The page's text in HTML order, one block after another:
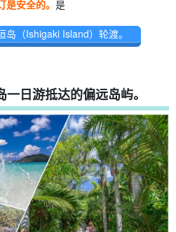
是安全的。 是
岛（Ishigaki Island）轮渡。
日游抵达的偏远岛屿。